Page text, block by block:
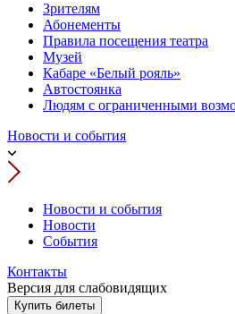
Зрителям
Абонементы
Правила посещения театра
Музей
Кабаре «Белый рояль»
Автостоянка
Людям с ограниченными
Новости и события
Новости и события
Новости
События
Контакты
Версия для слабовидящих
Купить билеты